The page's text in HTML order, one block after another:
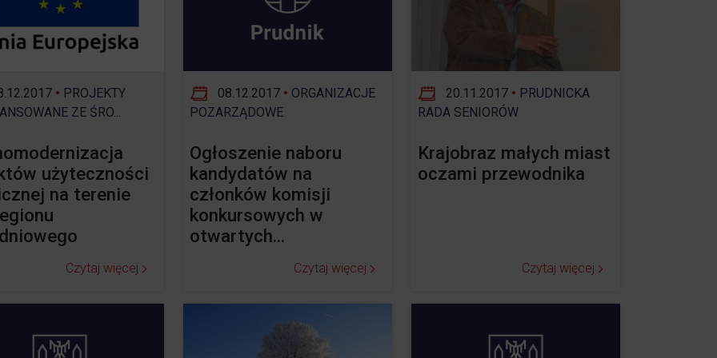
• PROJEKTY
ZE ŚRO...
użyteczności
na terenie
Czytaj więcej
08.12.2017 • ORGANIZACJE
POZARZĄDOWE
Ogłoszenie naboru
kandydatów na
członków komisji
konkursowych w
otwartych...
Czytaj więcej
20.11.2017 • PRUDNICKA
RADA SENIORÓW
Krajobraz małych miast
oczami przewodnika
Czytaj więcej
Samorząd
Rada Seniorów
Patronat honorowy Burmistrza
Nyskie 2020
Strefa Płatnego Parkowania
Oferty realizacji zadania publicznego
odpadami komunalnymi
Zgłoś awarię
Rewitalizacja do 2030
Informacji Przestrzennej
Dworzec Autobusowy